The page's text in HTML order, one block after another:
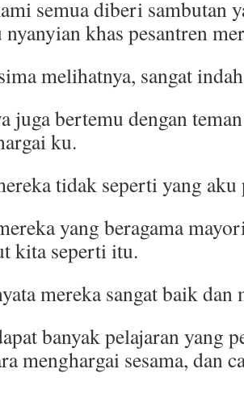
semua diberi sambutan
khas pesantren
melihatnya, sangat
juga bertemu dengan
ku.
tidak seperti yang
yang beragama
kita seperti itu.
mereka sangat baik dan
banyak pelajaran yang
menghargai sesama, dan